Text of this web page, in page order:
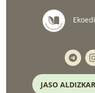
JASO